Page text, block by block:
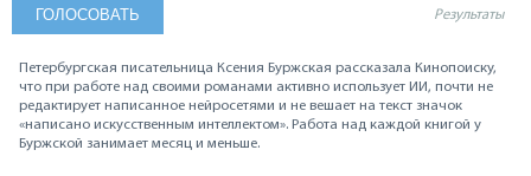
Результаты
Петербургская писательница Ксения Буржская рассказала Кинопоиску,
что при работе над своими романами активно использует ИИ, почти не
редактирует написанное нейросетями и не вешает на текст значок
«написано искусственным интеллектом». Работа над каждой книгой у
Буржской занимает месяц и меньше.